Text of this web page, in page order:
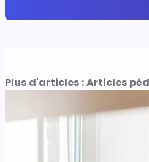
Plus d'articles : Articles